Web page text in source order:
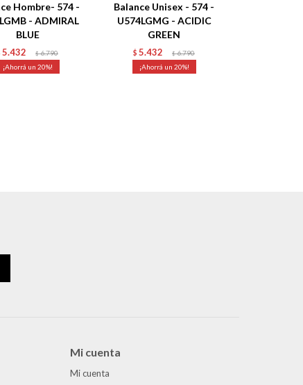
Hombre- 574 -
- ADMIRAL
BLUE
5.432 $ 6.790
20
Balance Unisex - 574 -
U574LGMG - ACIDIC
GREEN
$ 5.432 $ 6.790
20
Mi cuenta
Mi cuenta